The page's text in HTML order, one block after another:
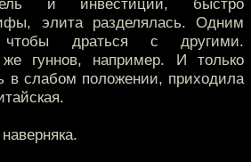
и инвестиции, быстро
элита разделялась. Одним
драться с другими.
гуннов, например. И только
в слабом положении, приходила